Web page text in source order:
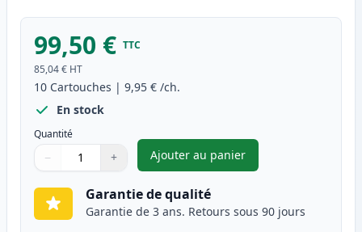
99,50 € TTC
85,04 € HT
10 Cartouches | 9,95 € /ch.
En stock
Quantité
Quantité
Utilisez les boutons pour ajuster
− +
Quantité
Ajouter au panier
,Pack de 10 Brother LC1280
Garantie de qualité
Garantie de 3 ans. Retours sous 90 jours